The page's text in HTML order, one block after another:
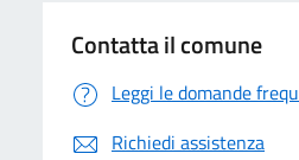
Contatta il comune
Leggi le domande
Richiedi assistenza